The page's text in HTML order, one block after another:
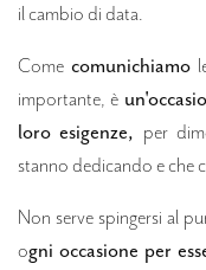
il cambio di data.
Comecomunichiamo
importante, è
loro esigenze, per
stanno dedicando e che
Non serve spingersi al
ogni occasione per